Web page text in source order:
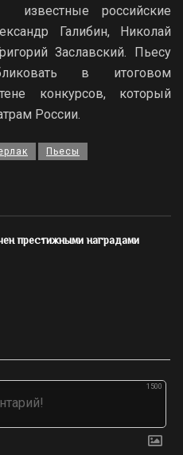
известные российские
Галибин, Николай
Заславский. Пьесу
в итоговом
конкурсов, который
России.
Пьесы
престижными наградами
1500